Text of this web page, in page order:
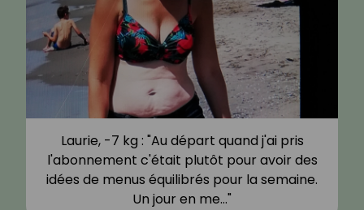
Laurie, -7 kg : "Au départ quand j'ai pris
l'abonnement c'était plutôt pour avoir des
idées de menus équilibrés pour la semaine.
Un jour en me…"